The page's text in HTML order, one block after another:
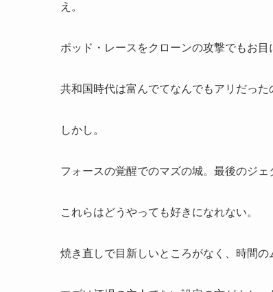
え。
ポッド・レースをクローンの攻撃でもお目
共和国時代は富んでてなんでもアリだっ
しかし。
フォースの覚醒でのマズの城。最後のジェ
これらはどうやっても好きになれない。
焼き直しで目新しいところがなく、時間の